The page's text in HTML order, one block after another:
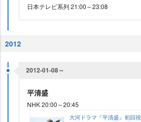
日本テレビ系列 21:00～23:08
2012
2012-01-08～
平清盛
NHK 20:00～20:45
大河ドラマ『平清盛』初回